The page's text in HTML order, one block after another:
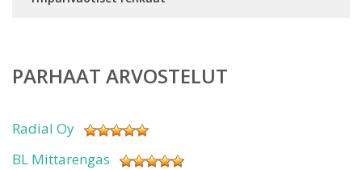
PARHAAT ARVOSTELUT
Radial Oy
BL Mittarengas